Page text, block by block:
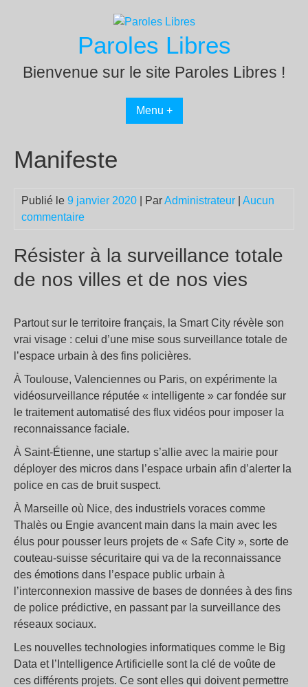
Paroles Libres
Bienvenue sur le site Paroles Libres !
Menu +
Manifeste
Publié le 9 janvier 2020 | ParAdministrateur
Aucun
commentaire
Résister à la surveillance totale
de nos villes et de nos vies
Partout sur le territoire français, la Smart City révèle son
vrai visage : celui d’une mise sous surveillance totale de
l’espace urbain à des fins policières.
À Toulouse, Valenciennes ou Paris, on expérimente la
vidéosurveillance réputée « intelligente » car fondée sur
le traitement automatisé des flux vidéos pour imposer la
reconnaissance faciale.
À Saint-Étienne, une startup s’allie avec la mairie pour
déployer des micros dans l’espace urbain afin d’alerter la
police en cas de bruit suspect.
À Marseille où Nice, des industriels voraces comme
Thalès ou Engie avancent main dans la main avec les
élus pour pousser leurs projets de « Safe City », sorte de
couteau-suisse sécuritaire qui va de la reconnaissance
des émotions dans l’espace public urbain à
l’interconnexion massive de bases de données à des fins
de police prédictive, en passant par la surveillance des
réseaux sociaux.
Les nouvelles technologies informatiques comme le Big
Data et l’Intelligence Artificielle sont la clé de voûte de
ces différents projets. Ce sont elles qui doivent permettre